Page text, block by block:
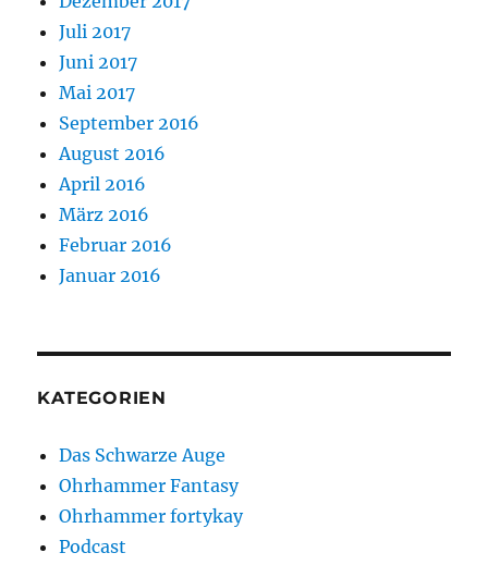
Juli 2017
Juni 2017
Mai 2017
September 2016
August 2016
April 2016
März 2016
Februar 2016
Januar 2016
KATEGORIEN
Das Schwarze Auge
Ohrhammer Fantasy
Ohrhammer fortykay
Podcast